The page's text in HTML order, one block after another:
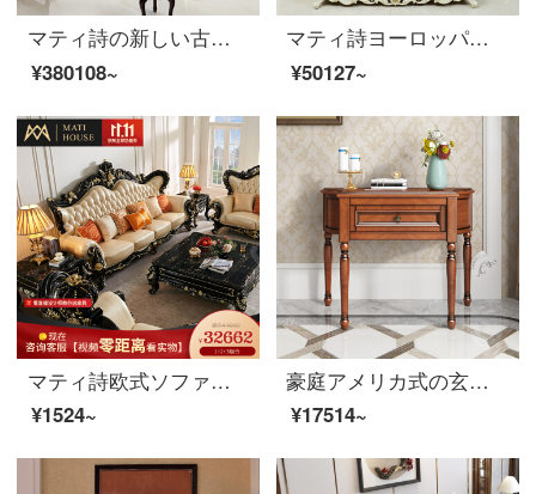
マティ詩の新しい古典ソファーの本革セットは、軽量で豪華な小別荘の実用的な木室家具が軽いです。
¥380108~
マティ詩ヨーロッパ式の本革ソファーの中に、各タイプの別荘家具があります。
¥50127~
マティ詩欧式ソファー新古典本革ソファー客間の木のクラウン彫刻ソファセット郵送オーダーメイド皮革、色版
¥1524~
豪庭アメリカ式の玄関棚1号丸太の玄関テーブル玄関のテーブル玄関台の玄関棚のリビング家具8801〓バラゴールドの玄関箱100*40*80 cm
¥17514~